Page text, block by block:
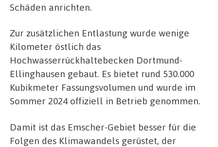
Schäden anrichten.
Zur zusätzlichen Entlastung wurde wenige
Kilometer östlich das
Hochwasserrückhaltebecken Dortmund-
Ellinghausen gebaut. Es bietet rund 530.000
Kubikmeter Fassungsvolumen und wurde im
Sommer 2024 offiziell in Betrieb genommen.
Damit ist das Emscher-Gebiet besser für die
Folgen des Klimawandels gerüstet, der